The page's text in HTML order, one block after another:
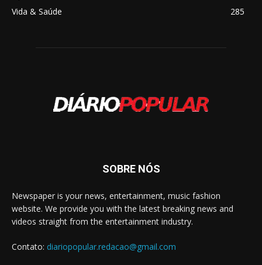
Vida & Saúde
285
SOBRE NÓS
Newspaper is your news, entertainment, music fashion
website. We provide you with the latest breaking news and
videos straight from the entertainment industry.
Contato: diariopopular.redacao@gmail.com